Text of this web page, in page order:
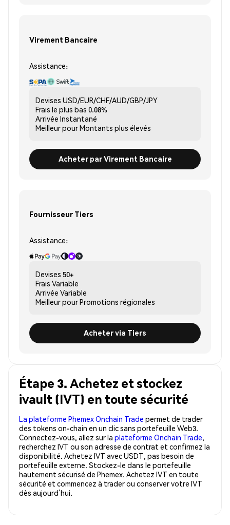
Virement Bancaire
Assistance:
Devises USD/EUR/CHF/AUD/GBP/JPY
Frais le plus bas 0.08%
Arrivée Instantané
Meilleur pourMontants plus élevés
Acheter par Virement Bancaire
Fournisseur Tiers
Assistance:
Devises 50+
Frais Variable
Arrivée Variable
Meilleur pourPromotions régionales
Acheter via Tiers
Étape 3. Achetez et stockez
ivault (IVT) en toute sécurité
La plateforme Phemex Onchain Trade permet de trader
des tokens on-chain en un clic sans portefeuille Web3.
Connectez-vous, allez sur la plateforme Onchain Trade,
recherchez IVT ou son adresse de contrat et confirmez la
disponibilité. Achetez IVT avec USDT, pas besoin de
portefeuille externe. Stockez-le dans le portefeuille
hautement sécurisé de Phemex. Achetez IVT en toute
sécurité et commencez à trader ou conserver votre IVT
dès aujourd’hui.